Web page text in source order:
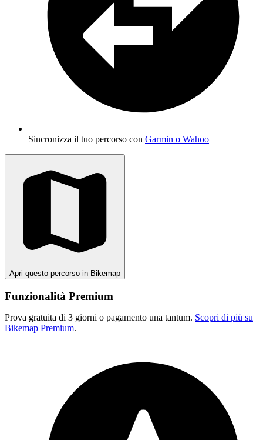
Sincronizza il tuo percorso con Garmin o Wahoo
Apri questo percorso in Bikemap
Funzionalità Premium
Prova gratuita di 3 giorni o pagamento una tantum. Scopri di più su
Bikemap Premium.